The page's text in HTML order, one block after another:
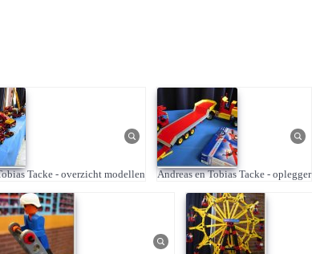
Tacke - overzicht modellen Andreas en Tobias Tacke - oplegger